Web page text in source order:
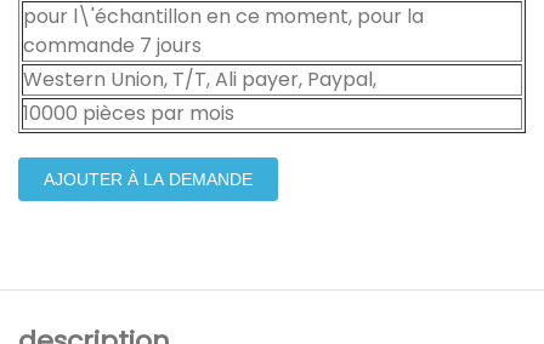
pour l\'échantillon en ce moment, pour la
commande 7 jours
Western Union, T/T, Ali payer, Paypal,
10000 pièces par mois
AJOUTER À LA DEMANDE